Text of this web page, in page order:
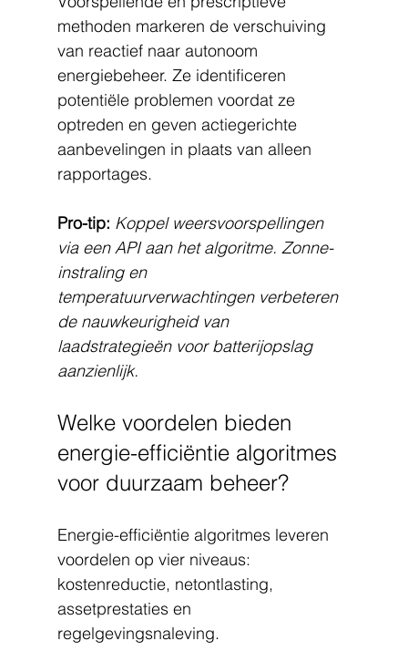
methoden markeren de verschuiving
van reactief naar autonoom
energiebeheer. Ze identificeren
potentiële problemen voordat ze
optreden en geven actiegerichte
aanbevelingen in plaats van alleen
rapportages.
Pro-tip: Koppel weersvoorspellingen
via een API aan het algoritme. Zonne-
instraling en
temperatuurverwachtingen verbeteren
de nauwkeurigheid van
laadstrategieën voor batterijopslag
aanzienlijk.
Welke voordelen bieden
energie-efficiëntie algoritmes
voor duurzaam beheer?
Energie-efficiëntie algoritmes leveren
voordelen op vier niveaus:
kostenreductie, netontlasting,
assetprestaties en
regelgevingsnaleving.